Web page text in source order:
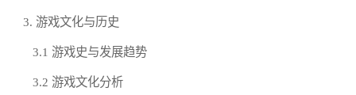
3. 游戏文化与历史
3.1 游戏史与发展趋势
3.2 游戏文化分析